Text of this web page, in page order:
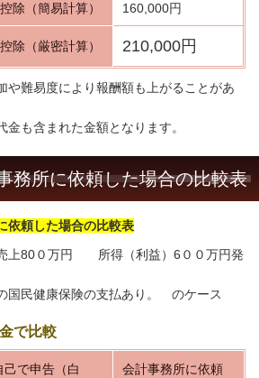
除（簡易計算） 160,000円
除（厳密計算） 210,000円
や難易度により報酬額も上がることがあ
も含まれた金額となります。
務所に依頼した場合の比較表
依頼した場合の比較表
80０万円 所得（利益）6００万円発
民健康保険の支払あり。 のケース
で比較
己で申告（白
会計事務所に依頼